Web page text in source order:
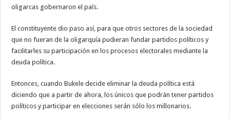
oligarcas gobernaron el país.
El constituyente dio paso así, para que otros sectores de la sociedad
que no fueran de la oligarquía pudieran fundar partidos políticos y
facilitarles su participación en los procesos electorales mediante la
deuda política.
Entonces, cuando Bukele decide eliminar la deuda política está
diciendo que a partir de ahora, los únicos que podrán tener partidos
políticos y participar en elecciones serán sólo los millonarios.